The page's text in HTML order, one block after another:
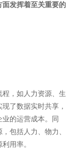
发挥着至关重要的
，如人力资源、生
了数据实时共享，
的运营成本。同
包括人力、物力、
用率。